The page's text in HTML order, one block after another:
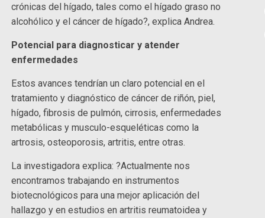
crónicas del hígado, tales como el hígado graso no
alcohólico y el cáncer de hígado?, explica Andrea.
Potencial para diagnosticar y atender
enfermedades
Estos avances tendrían un claro potencial en el
tratamiento y diagnóstico de cáncer de riñón, piel,
hígado, fibrosis de pulmón, cirrosis, enfermedades
metabólicas y musculo-esqueléticas como la
artrosis, osteoporosis, artritis, entre otras.
La investigadora explica: ?Actualmente nos
encontramos trabajando en instrumentos
biotecnológicos para una mejor aplicación del
hallazgo y en estudios en artritis reumatoidea y